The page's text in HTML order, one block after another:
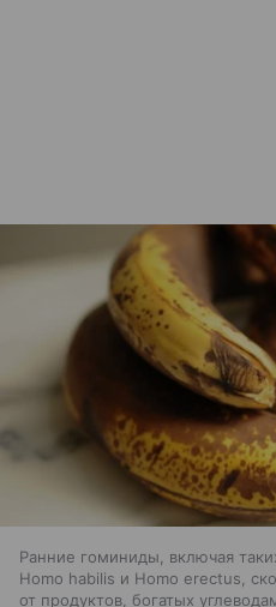
Ранние гоминиды, включая
Homo habilis и Homo erectus,
от продуктов, богатых